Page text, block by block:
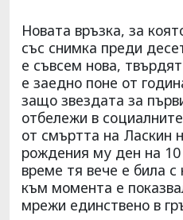
Новата връзка, за
със снимка преди
е съвсем нова,
е заедно поне от
защо звездата за
отбележи в
от смъртта на Ласкин
рождения му ден на
време тя вече е била
към момента е
мрежи единствено в